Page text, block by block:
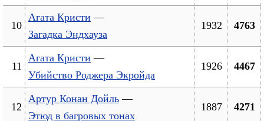
10
Агата Кристи —
Загадка Эндхауза
1932 4763
11
Агата Кристи —
Убийство Роджера Экройда
1926 4467
12
Артур Конан Дойль —
Этюд в багровых тонах
1887 4271